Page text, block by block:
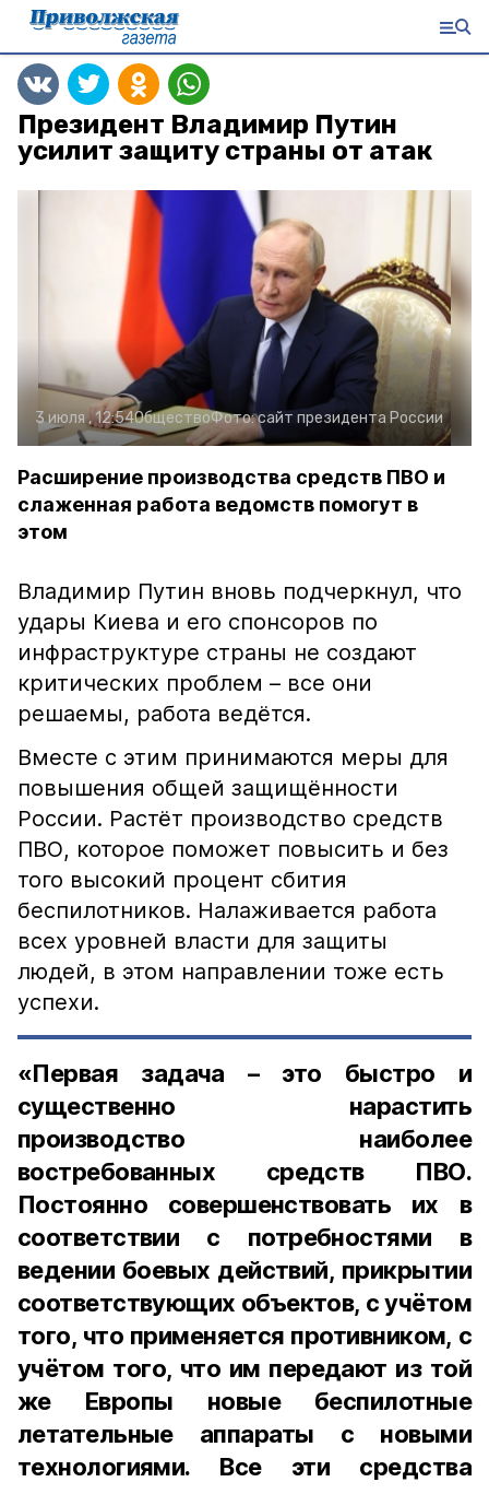
Президент Владимир Путин
усилит защиту страны от атак
3 июля , 12:54ОбществоФото:сайт президента России
Расширение производства средств ПВО и
слаженная работа ведомств помогут в
этом
Владимир Путин вновь подчеркнул, что
удары Киева и его спонсоров по
инфраструктуре страны не создают
критических проблем – все они
решаемы, работа ведётся.
Вместе с этим принимаются меры для
повышения общей защищённости
России. Растёт производство средств
ПВО, которое поможет повысить и без
того высокий процент сбития
беспилотников. Налаживается работа
всех уровней власти для защиты
людей, в этом направлении тоже есть
успехи.
«Первая задача – это быстро и
существенно нарастить
производство наиболее
востребованных средств ПВО.
Постоянно совершенствовать их в
соответствии с потребностями в
ведении боевых действий, прикрытии
соответствующих объектов, с учётом
того, что применяется противником, с
учётом того, что им передают из той
же Европы новые беспилотные
летательные аппараты с новыми
технологиями. Все эти средства